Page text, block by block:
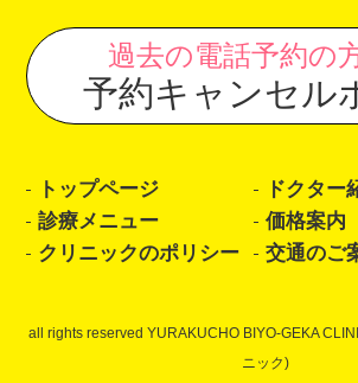
過去の電話予約の
予約キャンセル
トップページ
ドクター
診療メニュー
価格案内
クリニックのポリシー
交通のご
all rights reserved YURAKUCHO BIYO-GEKA
ニック)